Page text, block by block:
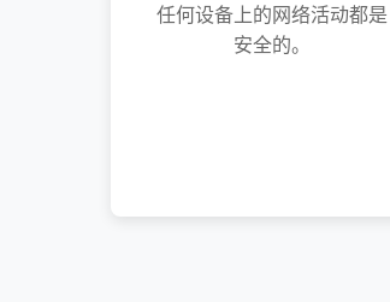
任何设备上的网络活动都是
安全的。